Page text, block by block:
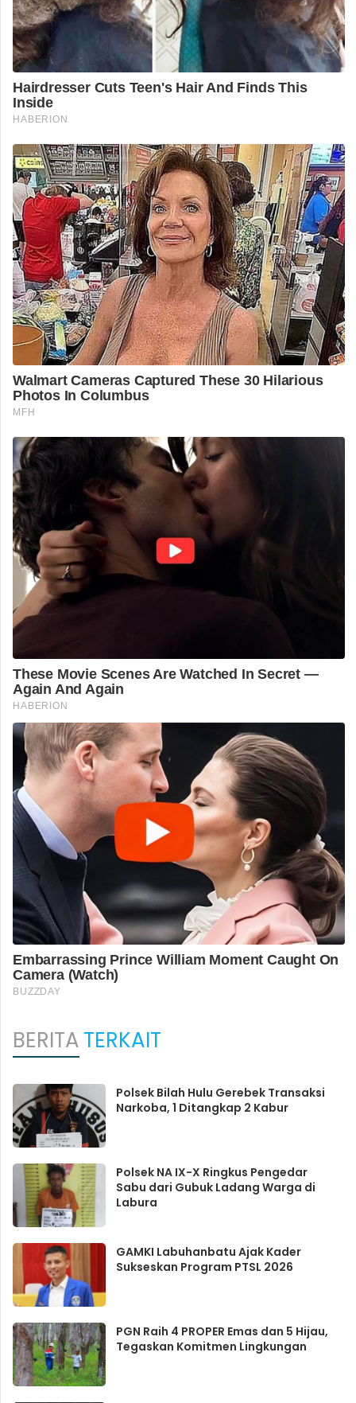
BERITATERKAIT
Polsek Bilah Hulu Gerebek Transaksi
Narkoba, 1 Ditangkap 2 Kabur
Polsek NA IX-X Ringkus Pengedar
Sabu dari Gubuk Ladang Warga di
Labura
GAMKI Labuhanbatu Ajak Kader
Sukseskan Program PTSL 2026
PGN Raih 4 PROPER Emas dan 5 Hijau,
Tegaskan Komitmen Lingkungan